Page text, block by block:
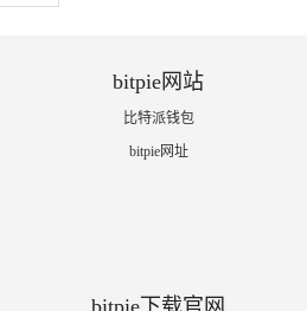
bitpie网站
比特派钱包
bitpie网址
bitpie下载官网